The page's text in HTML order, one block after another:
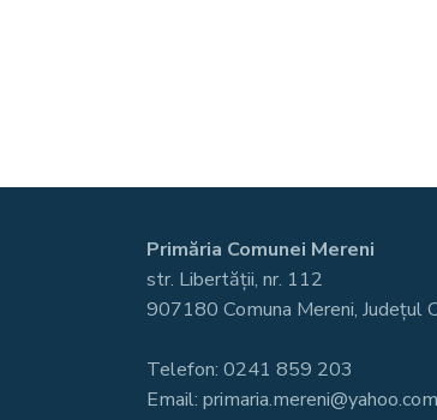
Primăria Comunei Mereni
str. Libertății, nr. 112
907180 Comuna Mereni, Județul
Telefon: 0241 859 203
Email: primaria.mereni@yahoo.com